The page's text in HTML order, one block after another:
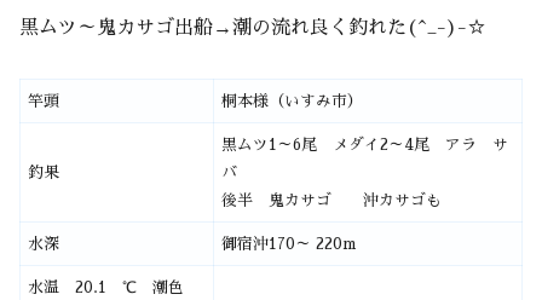
黒ムツ～鬼カサゴ出船→潮の流れ良く釣れた(^_-)-☆
竿頭 桐本様（いすみ市）
釣果
黒ムツ1～6尾 メダイ2～4尾 アラ サ
バ
後半 鬼カサゴ 沖カサゴも
水深 御宿沖170～ 220m
水温 20.1 ℃ 潮色